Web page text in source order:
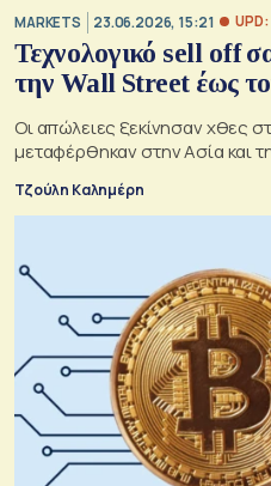
MARKETS 23.06.2026, 15:21
Τεχνολογικό sell off
την Wall Street έως
Οι απώλειες ξεκίνησαν χθες
μεταφέρθηκαν στην Ασία και
Τζούλη Καλημέρη